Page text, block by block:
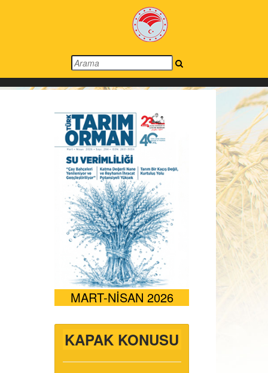
MART-NİSAN 2026
KAPAK KONUSU